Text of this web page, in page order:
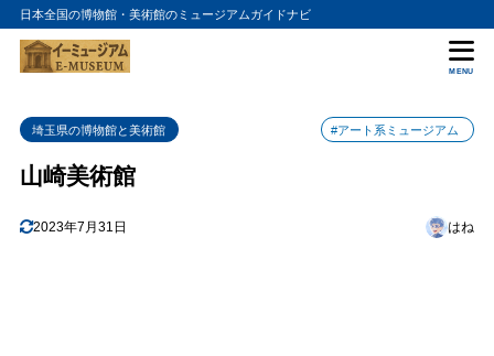
日本全国の博物館・美術館のミュージアムガイドナビ
MENU
埼玉県の博物館と美術館 #アート系ミュージアム
山崎美術館
2023年7月31日 はね
目次
1 山崎美術館の入館料金